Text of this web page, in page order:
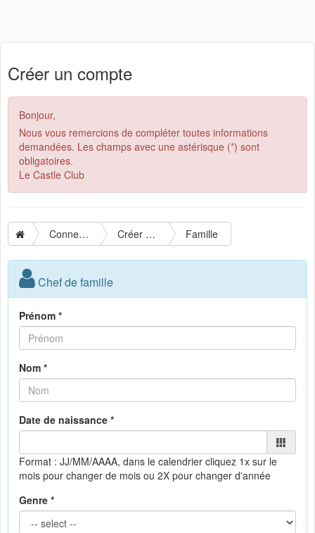
Créer un compte
Bonjour,
Nous vous remercions de compléter toutes informations
demandées. Les champs avec une astérisque (*) sont
obligatoires.
Le Castle Club
Connexion Créer un compte Famille
Chef de famille
Prénom *
Nom *
Date de naissance *
Format : JJ/MM/AAAA, dans le calendrier cliquez 1x sur le
mois pour changer de mois ou 2X pour changer d'année
Genre *